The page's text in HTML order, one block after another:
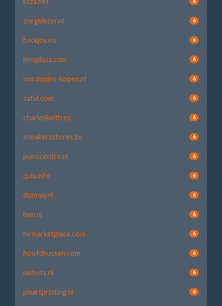
zorgkiezer.nl 6
backjoy.eu 6
lensplaza.com 6
oordopjes-kopen.nl 6
zaful.com 6
charleskeith.eu 6
sneakersstores.be 6
jeanscentre.nl 6
qula.info 6
donnay.nl 6
ben.nl 6
mrmarketplace.com 6
hoofdkussen.com 6
nisbets.nl 6
pixartprinting.nl 6